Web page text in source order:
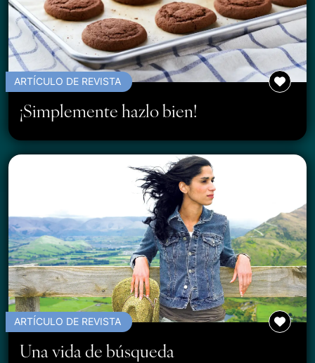
ARTÍCULO DE REVISTA
¡Simplemente hazlo bien!
ARTÍCULO DE REVISTA
Una vida de búsqueda